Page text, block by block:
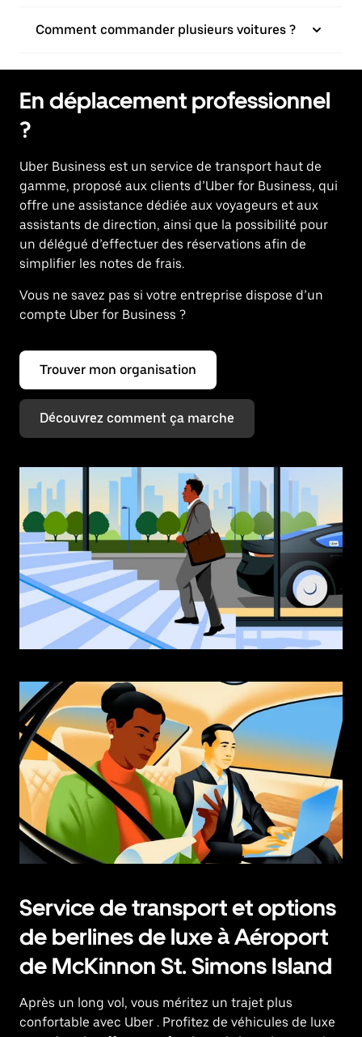
Comment commander plusieurs voitures ?
En déplacement professionnel
?
Uber Business est un service de transport haut de
gamme, proposé aux clients d’Uber for Business, qui
offre une assistance dédiée aux voyageurs et aux
assistants de direction, ainsi que la possibilité pour
un délégué d’effectuer des réservations afin de
simplifier les notes de frais.
Vous ne savez pas si votre entreprise dispose d’un
compte Uber for Business ?
Trouver mon organisation
Découvrez comment ça marche
Service de transport et options
de berlines de luxe à Aéroport
de McKinnon St. Simons Island
Après un long vol, vous méritez un trajet plus
confortable avec Uber . Profitez de véhicules de luxe